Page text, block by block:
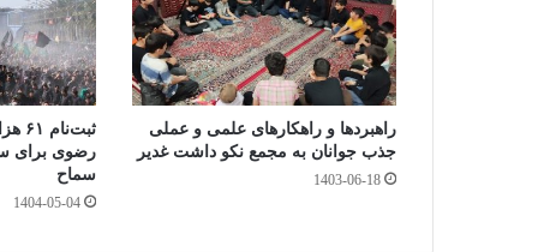
راهبردها و راهکارهای علمی و عملی
جذب جوانان به مجمع نکو داشت غدیر
1403-06-18
رضوی برای
سماح
1404-05-04